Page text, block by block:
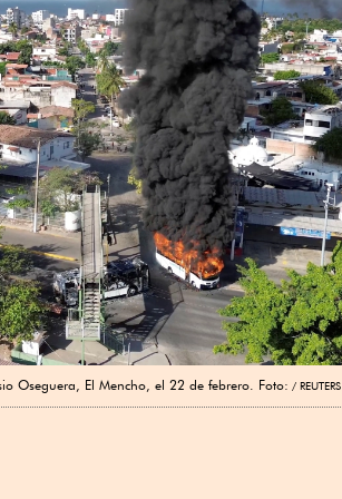
Oseguera, El Mencho, el 22 de febrero. Foto: REUTERS